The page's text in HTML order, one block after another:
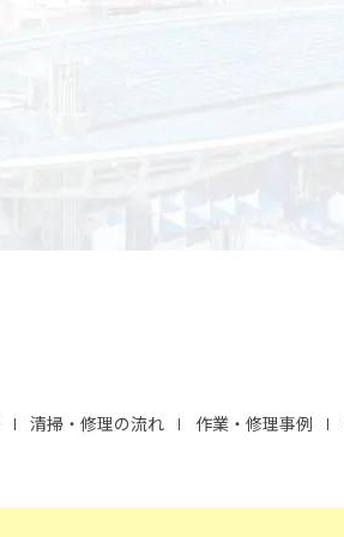
清掃・修理の流れ 作業・修理事例